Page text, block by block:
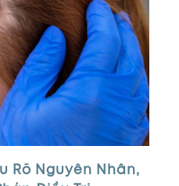
Rõ Nguyên Nhân,